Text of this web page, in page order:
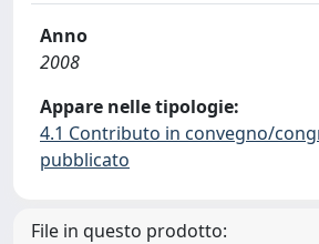
Anno
2008
Appare nelle tipologie:
4.1 Contributo in convegno/
pubblicato
File in questo prodotto: